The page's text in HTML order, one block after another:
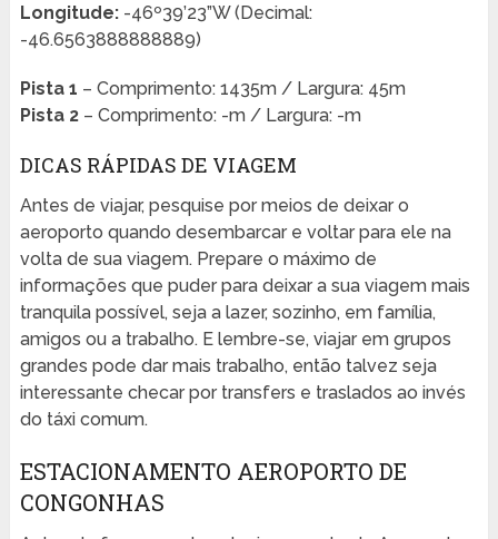
Longitude:-46º39’23”W (Decimal:
-46.6563888888889)
Pista 1 – Comprimento: 1435m / Largura: 45m
Pista 2– Comprimento: -m / Largura: -m
DICAS RÁPIDAS DE VIAGEM
Antes de viajar, pesquise por meios de deixar o
aeroporto quando desembarcar e voltar para ele na
volta de sua viagem. Prepare o máximo de
informações que puder para deixar a sua viagem mais
tranquila possível, seja a lazer, sozinho, em família,
amigos ou a trabalho. E lembre-se, viajar em grupos
grandes pode dar mais trabalho, então talvez seja
interessante checar por transfers e traslados ao invés
do táxi comum.
ESTACIONAMENTO AEROPORTO DE
CONGONHAS